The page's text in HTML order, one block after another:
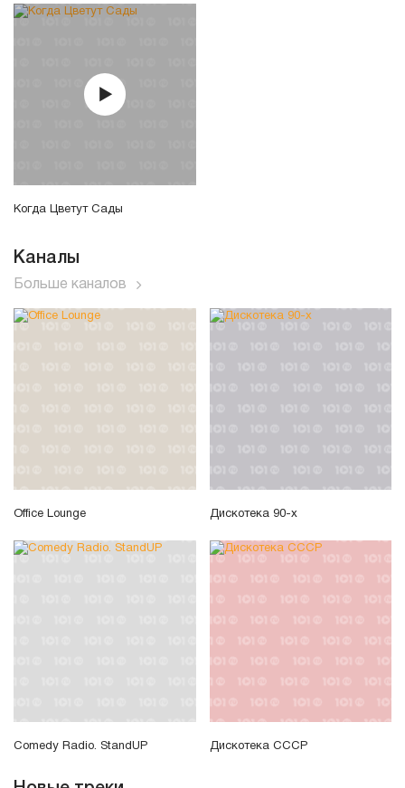
Когда Цветут Сады
Каналы
Больше каналов
Office Lounge Дискотека 90-х
Comedy Radio. StandUP Дискотека СССР